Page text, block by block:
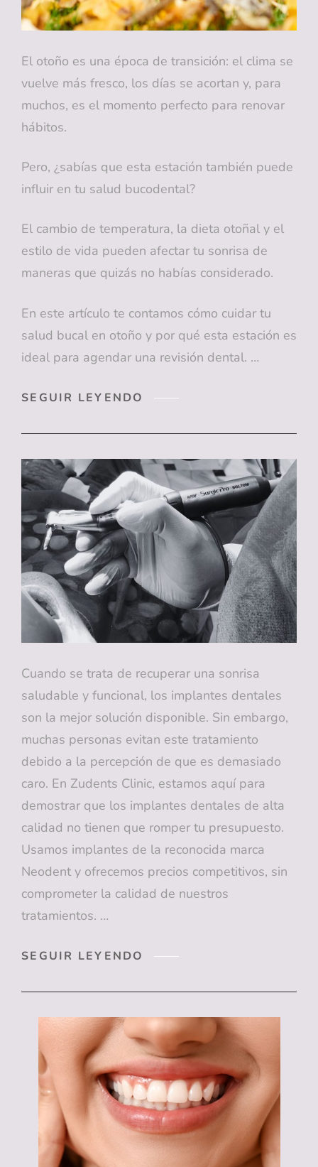
El otoño es una época de transición: el clima se
vuelve más fresco, los días se acortan y, para
muchos, es el momento perfecto para renovar
hábitos.
Pero, ¿sabías que esta estación también puede
influir en tu salud bucodental?
El cambio de temperatura, la dieta otoñal y el
estilo de vida pueden afectar tu sonrisa de
maneras que quizás no habías considerado.
En este artículo te contamos cómo cuidar tu
salud bucal en otoño y por qué esta estación es
ideal para agendar una revisión dental. …
SEGUIR LEYENDO
CUIDAR
EN
OTOÑO:
CONSEJOS
PARA
UNA
SONRISA
BRILLANTE
TODO
EL
AÑO
Cuando se trata de recuperar una sonrisa
saludable y funcional, los implantes dentales
son la mejor solución disponible. Sin embargo,
muchas personas evitan este tratamiento
debido a la percepción de que es demasiado
caro. En Zudents Clinic, estamos aquí para
demostrar que los implantes dentales de alta
calidad no tienen que romper tu presupuesto.
Usamos implantes de la reconocida marca
Neodent y ofrecemos precios competitivos, sin
comprometer la calidad de nuestros
tratamientos. …
SEGUIR LEYENDO
IMPLANTES
CLINIC:
CALIDAD
SUPERIOR
A
UN
PRECIO
ASEQUIBLE